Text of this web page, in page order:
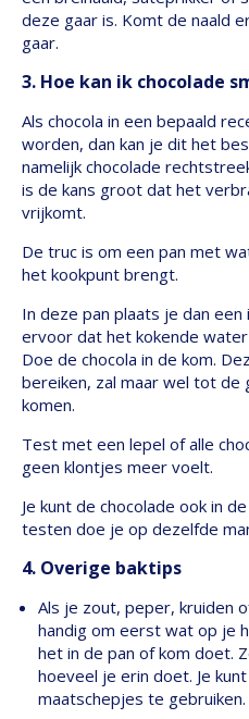
deze gaar is. Komt de naald
gaar.
3. Hoe kan ik chocolade
Als chocola in een bepaald
worden, dan kan je dit het
namelijk chocolade
is de kans groot dat het
vrijkomt.
De truc is om een pan met
het kookpunt brengt.
In deze pan plaats je dan
ervoor dat het kokende
Doe de chocola in de kom.
bereiken, zal maar wel tot
komen.
Test met een lepel of alle
geen klontjes meer voelt.
Je kunt de chocolade ook in
testen doe je op dezelfde
4. Overige baktips
Als je zout, peper, kruiden
handig om eerst wat op je
het in de pan of kom doet.
hoeveel je erin doet. Je
maatschepjes te gebruiken.